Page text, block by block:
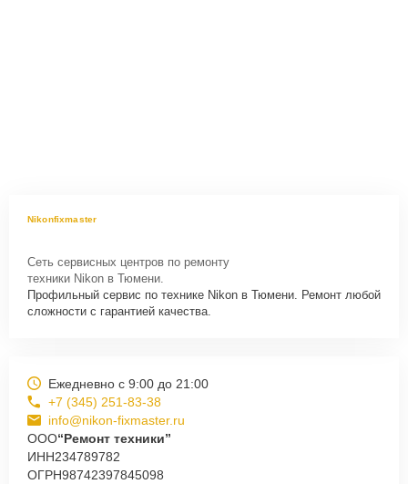
Nikonfixmaster
Сеть сервисных центров по ремонту
техники Nikon в Тюмени.
Профильный сервис по технике Nikon в Тюмени. Ремонт любой
сложности с гарантией качества.
Ежедневно с 9:00 до 21:00
+7 (345) 251-83-38
info@nikon-fixmaster.ru
ООО“Ремонт техники”
ИНН234789782
ОГРН98742397845098